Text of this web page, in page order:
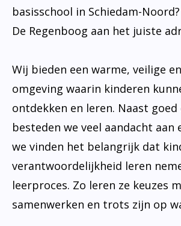
basisschool in Schiedam-
De Regenboog aan het juiste
Wij bieden een warme, veilige
omgeving waarin kinderen
ontdekken en leren. Naast
besteden we veel aandacht aan
we vinden het belangrijk dat
verantwoordelijkheid leren
leerproces. Zo leren ze keuzes
samenwerken en trots zijn op